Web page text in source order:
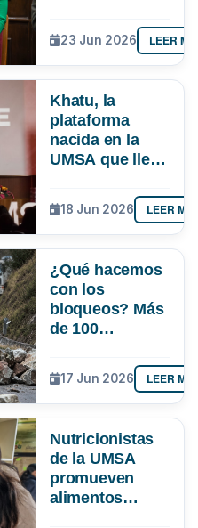
en soluciones
para La Paz
23 Jun 2026 LEER
Khatu, la
plataforma
nacida en la
UMSA que lleva
era digital en
Latinoamérica
18 Jun 2026 LEER
¿Qué hacemos
con los
bloqueos? Más
de 100
la UMSA entran
al debate con
alternativas
perjuicio
17 Jun 2026 LEER
Nutricionistas
de la UMSA
promueven
alimentos